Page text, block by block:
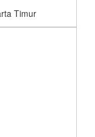
Timur